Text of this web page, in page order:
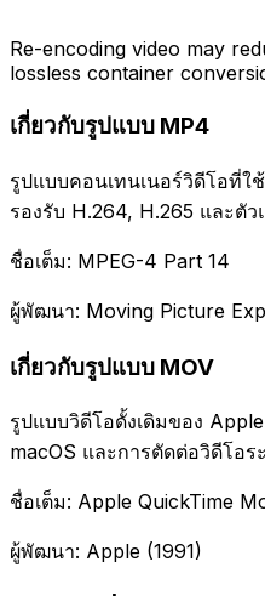
Re-encoding video may
lossless container
เกี่ยวกับรูปแบบ MP4
รูปแบบคอนเทนเนอร์วิดีโอที่
รองรับ H.264, H.265 และตั
ชื่อเต็ม: MPEG-4 Part 14
ผู้พัฒนา: Moving Picture
เกี่ยวกับรูปแบบ MOV
รูปแบบวิดีโอดั้งเดิมของ
macOS และการตัดต่อวิดีโอ
ชื่อเต็ม: Apple QuickTime
ผู้พัฒนา: Apple (1991)